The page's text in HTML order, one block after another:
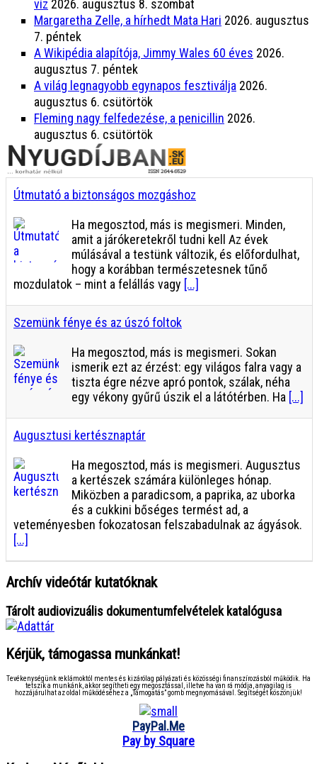
víz 2026. augusztus 8. szombat
Margaretha Zelle, a hírhedt Mata Hari 2026. augusztus
7. péntek
A Wikipédia alapítója, Jimmy Wales 60 éves 2026.
augusztus 7. péntek
A világ legnagyobb egynapos fesztiválja 2026.
augusztus 6. csütörtök
Fleming nagy felfedezése, a penicillin 2026.
augusztus 6. csütörtök
Útmutató a biztonságos mozgáshoz
Ha megosztod, más is megismeri. Minden,
amit a járókeretekről tudni kell Az évek
múlásával a testünk változik, és előfordulhat,
hogy a korábban természetesnek tűnő
mozdulatok – mint a felállás vagy [...]
Szemünk fénye és az úszó foltok
Ha megosztod, más is megismeri. Sokan
ismerik ezt az érzést: egy világos falra vagy a
tiszta égre nézve apró pontok, szálak, néha
egy vékony gyűrű úszik el a látótérben. Ha [...]
Augusztusi kertésznaptár
Ha megosztod, más is megismeri. Augusztus
a kertészek számára különleges hónap.
Miközben a paradicsom, a paprika, az uborka
és a cukkini bőséges termést ad, a
veteményesben fokozatosan felszabadulnak az ágyások.
[...]
Archív videótár kutatóknak
Tárolt audiovizuális dokumentumfelvételek katalógusa
Kérjük, támogassa munkánkat!
Tevékenységünk reklámoktól mentes és kizárólag pályázati és közösségi finanszírozásból működik. Ha
tetszik a munkánk, akkor segítheti egy megosztással, illetve ha van rá módja, anyagilag is
hozzájárulhat az oldal működéséhez a „Támogatás” gomb megnyomásával. Segítségét köszönjük!
PayPal.Me
Pay by Square